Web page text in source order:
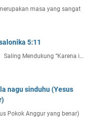
masa yang sangat
5:11
Mendukung “Karena i…
nagu sinduhu (Yesus
Pokok Anggur yang benar)